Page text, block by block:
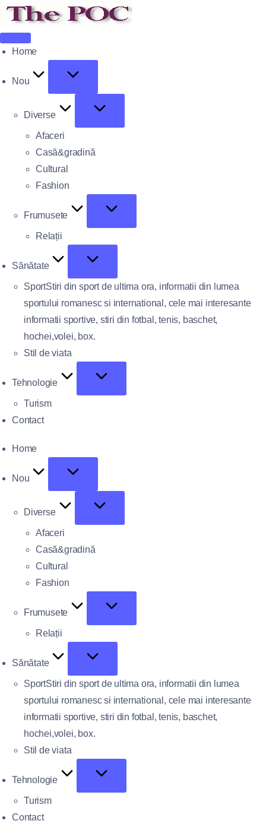
Home
Nou
Diverse
Afaceri
Casă&gradină
Cultural
Fashion
Frumusete
Relații
Sănătate
SportStiri din sport de ultima ora, informatii din lumea
sportului romanesc si international, cele mai interesante
informatii sportive, stiri din fotbal, tenis, baschet,
hochei,volei, box.
Stil de viata
Tehnologie
Turism
Contact
Home
Nou
Diverse
Afaceri
Casă&gradină
Cultural
Fashion
Frumusete
Relații
Sănătate
SportStiri din sport de ultima ora, informatii din lumea
sportului romanesc si international, cele mai interesante
informatii sportive, stiri din fotbal, tenis, baschet,
hochei,volei, box.
Stil de viata
Tehnologie
Turism
Contact